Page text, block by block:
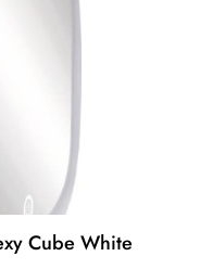
Cube White